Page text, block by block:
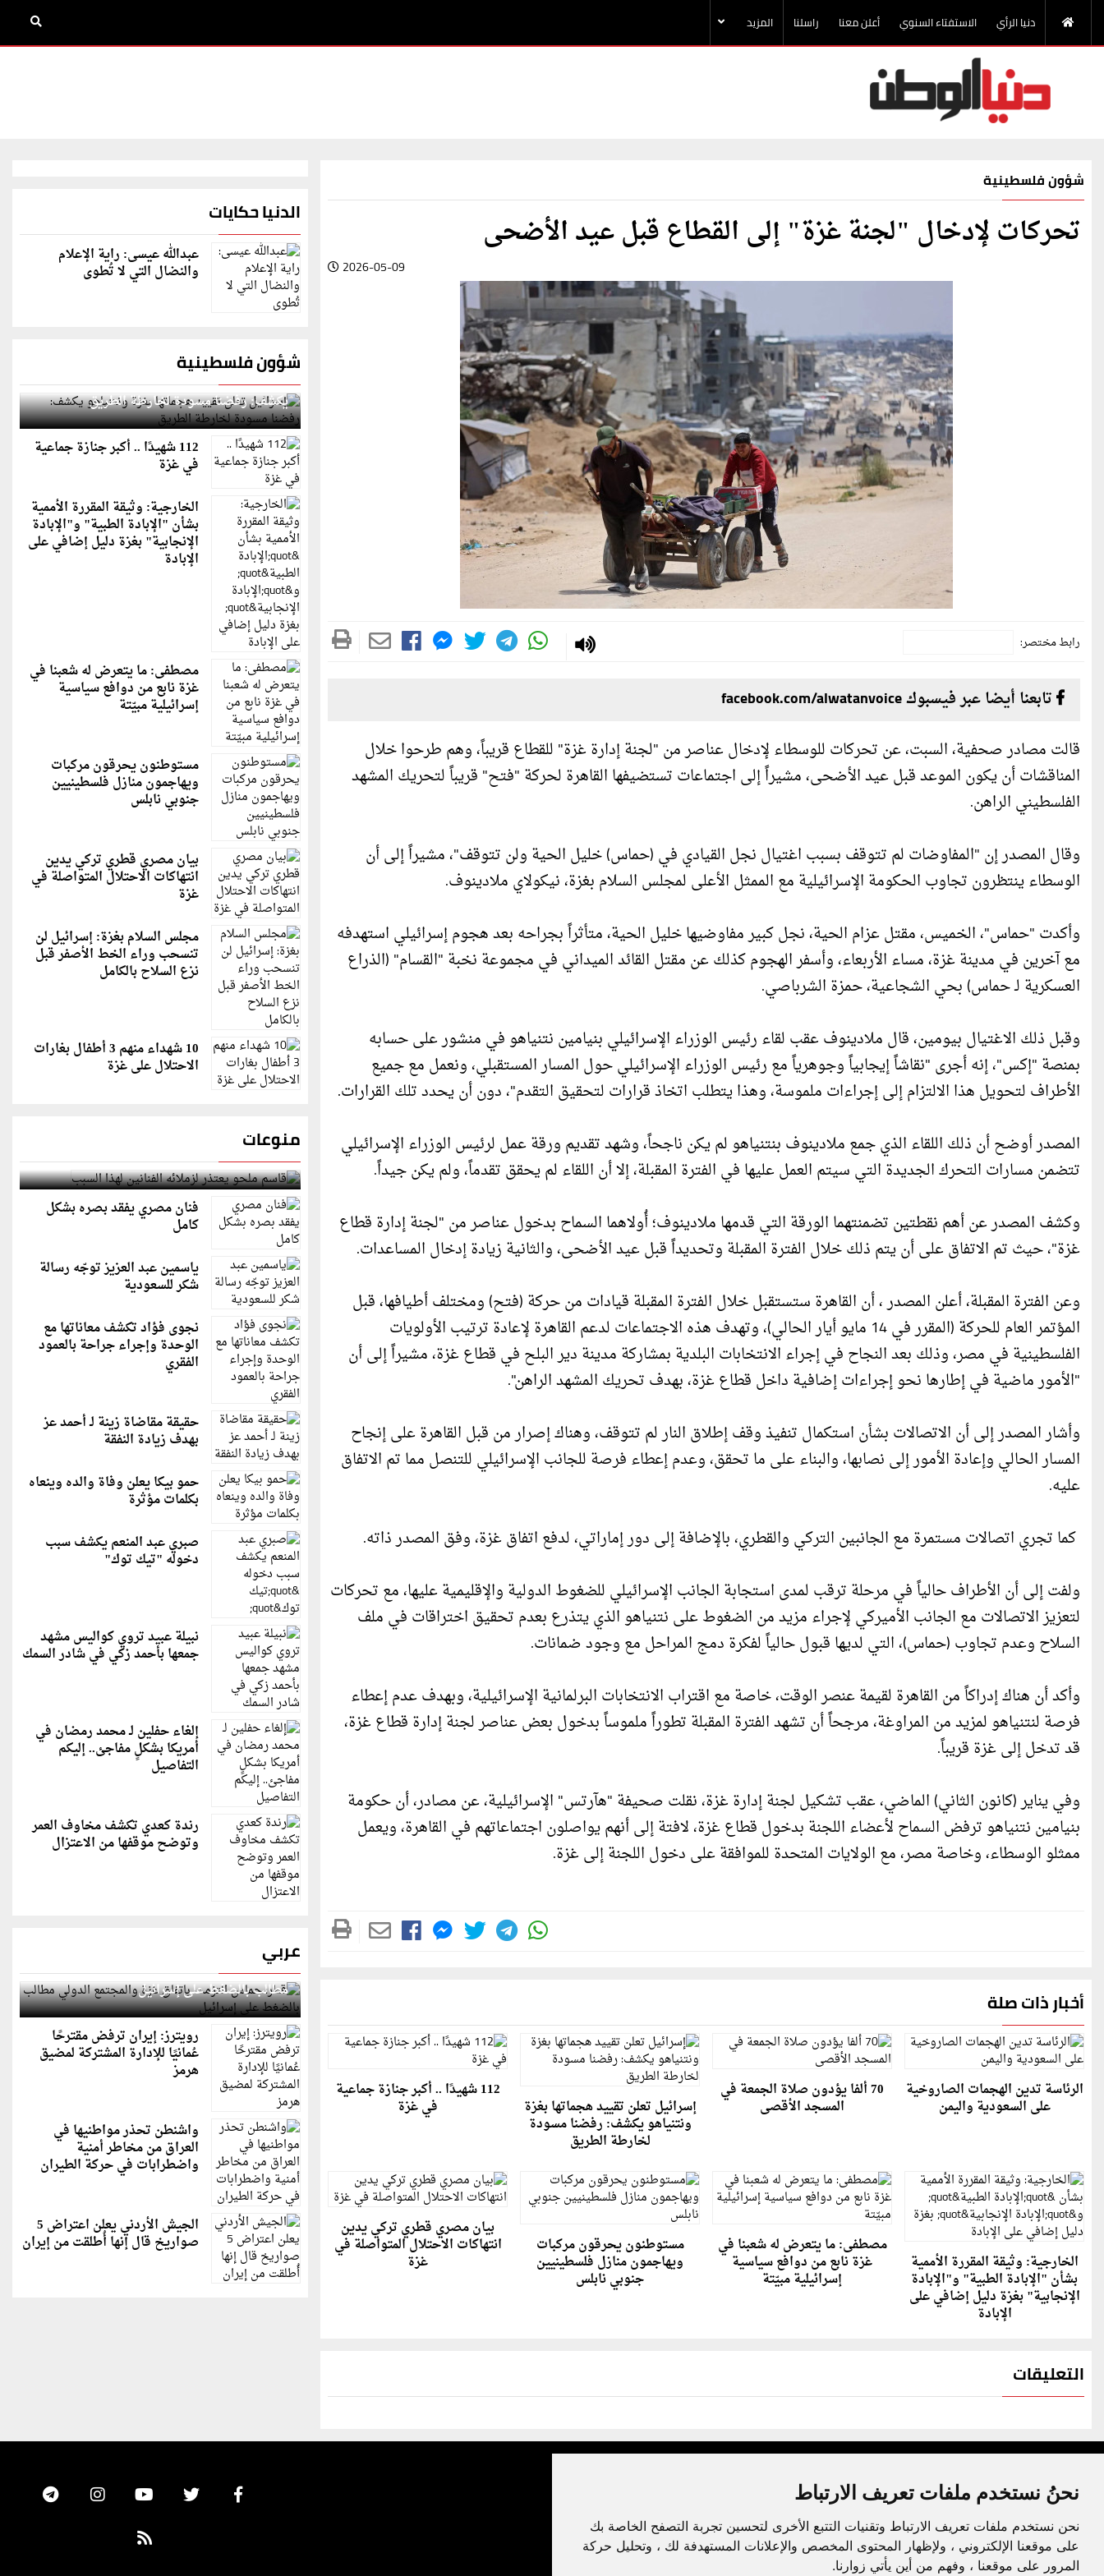
نحنُ نستخدم ملفات تعريف الارتباط
نحن نستخدم ملفات تعريف الارتباط وتقنيات التتبع الأخرى لتحسين تجربة التصفح الخاصة بك
على موقعنا الإلكتروني ، ولإظهار المحتوى المخصص والإعلانات المستهدفة لك ، وتحليل حركة
المرور على موقعنا ، وفهم من أين يأتي زوارنا.
دنيا الرأي الاستفتاء السنوي أعلن معنا راسلنا المزيد
شؤون فلسطينية
تحركات لإدخال "لجنة غزة" إلى القطاع قبل عيد الأضحى
2026-05-09
رابط مختصر:
تابعنا أيضا عبر فيسبوك facebook.com/alwatanvoice
قالت مصادر صحفية، السبت، عن تحركات للوسطاء لإدخال عناصر من "لجنة إدارة غزة" للقطاع قريباً، وهم طرحوا خلال
المناقشات أن يكون الموعد قبل عيد الأضحى، مشيراً إلى اجتماعات تستضيفها القاهرة لحركة "فتح" قريباً لتحريك المشهد
الفلسطيني الراهن.
وقال المصدر إن "المفاوضات لم تتوقف بسبب اغتيال نجل القيادي في (حماس) خليل الحية ولن تتوقف"، مشيراً إلى أن
الوسطاء ينتظرون تجاوب الحكومة الإسرائيلية مع الممثل الأعلى لمجلس السلام بغزة، نيكولاي ملادينوف.
وأكدت "حماس"، الخميس، مقتل عزام الحية، نجل كبير مفاوضيها خليل الحية، متأثراً بجراحه بعد هجوم إسرائيلي استهدفه
مع آخرين في مدينة غزة، مساء الأربعاء، وأسفر الهجوم كذلك عن مقتل القائد الميداني في مجموعة نخبة "القسام" (الذراع
العسكرية لـ حماس) بحي الشجاعية، حمزة الشرباصي.
وقبل ذلك الاغتيال بيومين، قال ملادينوف عقب لقاء رئيس الوزراء الإسرائيلي بنيامين نتنياهو في منشور على حسابه
بمنصة "إكس"، إنه أجرى "نقاشاً إيجابياً وجوهرياً مع رئيس الوزراء الإسرائيلي حول المسار المستقبلي، ونعمل مع جميع
الأطراف لتحويل هذا الالتزام إلى إجراءات ملموسة، وهذا يتطلب اتخاذ قرارات لتحقيق التقدم"، دون أن يحدد تلك القرارات.
المصدر أوضح أن ذلك اللقاء الذي جمع ملادينوف بنتنياهو لم يكن ناجحاً، وشهد تقديم ورقة عمل لرئيس الوزراء الإسرائيلي
تتضمن مسارات التحرك الجديدة التي سيتم العمل عليها في الفترة المقبلة، إلا أن اللقاء لم يحقق تقدماً، ولم يكن جيداً.
وكشف المصدر عن أهم نقطتين تضمنتهما الورقة التي قدمها ملادينوف؛ أُولاهما السماح بدخول عناصر من "لجنة إدارة قطاع
غزة"، حيث تم الاتفاق على أن يتم ذلك خلال الفترة المقبلة وتحديداً قبل عيد الأضحى، والثانية زيادة إدخال المساعدات.
وعن الفترة المقبلة، أعلن المصدر ، أن القاهرة ستستقبل خلال الفترة المقبلة قيادات من حركة (فتح) ومختلف أطيافها، قبل
المؤتمر العام للحركة (المقرر في 14 مايو أيار الحالي)، وتهدف هذه الاجتماعات لدعم القاهرة لإعادة ترتيب الأولويات
الفلسطينية في مصر، وذلك بعد النجاح في إجراء الانتخابات البلدية بمشاركة مدينة دير البلح في قطاع غزة، مشيراً إلى أن
"الأمور ماضية في إطارها نحو إجراءات إضافية داخل قطاع غزة، بهدف تحريك المشهد الراهن".
وأشار المصدر إلى أن الاتصالات بشأن استكمال تنفيذ وقف إطلاق النار لم تتوقف، وهناك إصرار من قبل القاهرة على إنجاح
المسار الحالي وإعادة الأمور إلى نصابها، والبناء على ما تحقق، وعدم إعطاء فرصة للجانب الإسرائيلي للتنصل مما تم الاتفاق
عليه.
كما تجري اتصالات مستمرة مع الجانبين التركي والقطري، بالإضافة إلى دور إماراتي، لدفع اتفاق غزة، وفق المصدر ذاته.
ولفت إلى أن الأطراف حالياً في مرحلة ترقب لمدى استجابة الجانب الإسرائيلي للضغوط الدولية والإقليمية عليها، مع تحركات
لتعزيز الاتصالات مع الجانب الأميركي لإجراء مزيد من الضغوط على نتنياهو الذي يتذرع بعدم تحقيق اختراقات في ملف
السلاح وعدم تجاوب (حماس)، التي لديها قبول حالياً لفكرة دمج المراحل مع وجود ضمانات.
وأكد أن هناك إدراكاً من القاهرة لقيمة عنصر الوقت، خاصة مع اقتراب الانتخابات البرلمانية الإسرائيلية، وبهدف عدم إعطاء
فرصة لنتنياهو لمزيد من المراوغة، مرجحاً أن تشهد الفترة المقبلة تطوراً ملموساً بدخول بعض عناصر لجنة إدارة قطاع غزة،
قد تدخل إلى غزة قريباً.
وفي يناير (كانون الثاني) الماضي، عقب تشكيل لجنة إدارة غزة، نقلت صحيفة "هآرتس" الإسرائيلية، عن مصادر، أن حكومة
بنيامين نتنياهو ترفض السماح لأعضاء اللجنة بدخول قطاع غزة، لافتة إلى أنهم يواصلون اجتماعاتهم في القاهرة، ويعمل
ممثلو الوسطاء، وخاصة مصر، مع الولايات المتحدة للموافقة على دخول اللجنة إلى غزة.
أخبار ذات صلة
الرئاسة تدين الهجمات الصاروخية
على السعودية واليمن
70 ألفا يؤدون صلاة الجمعة في
المسجد الأقصى إسرائيل تعلن تقييد هجماتها بغزة
ونتنياهو يكشف: رفضنا مسودة
لخارطة الطريق
112 شهيدًا .. أكبر جنازة جماعية
في غزة
الخارجية: وثيقة المقررة الأممية
بشأن "الإبادة الطبية" و"الإبادة
الإنجابية" بغزة دليل إضافي على
الإبادة
مصطفى: ما يتعرض له شعبنا في
غزة نابع من دوافع سياسية
إسرائيلية مبيّتة
مستوطنون يحرقون مركبات
ويهاجمون منازل فلسطينيين
جنوبي نابلس
بيان مصري قطري تركي يدين
انتهاكات الاحتلال المتواصلة في
غزة
التعليقات
الدنيا حكايات
عبدالله عيسى: راية الإعلام
والنضال التي لا تُطوى
شؤون فلسطينية
إسرائيل تعلن تقييد هجماتها بغزة ونتنياهو
يكشف: رفضنا مسودة لخارطة الطريق
112 شهيدًا .. أكبر جنازة جماعية
في غزة
الخارجية: وثيقة المقررة الأممية
بشأن "الإبادة الطبية" و"الإبادة
الإنجابية" بغزة دليل إضافي على
الإبادة
مصطفى: ما يتعرض له شعبنا في
غزة نابع من دوافع سياسية
إسرائيلية مبيّتة
مستوطنون يحرقون مركبات
ويهاجمون منازل فلسطينيين
جنوبي نابلس
بيان مصري قطري تركي يدين
انتهاكات الاحتلال المتواصلة في
غزة
مجلس السلام بغزة: إسرائيل لن
تنسحب وراء الخط الأصفر قبل
نزع السلاح بالكامل
10 شهداء منهم 3 أطفال بغارات
الاحتلال على غزة
منوعات
قاسم ملحو يعتذر لزملائه الفنانين لهذا السبب
فنان مصري يفقد بصره بشكل
كامل
ياسمين عبد العزيز توجّه رسالة
شكر للسعودية
نجوى فؤاد تكشف معاناتها مع
الوحدة وإجراء جراحة بالعمود
الفقري
حقيقة مقاضاة زينة لـ أحمد عز
بهدف زيادة النفقة
حمو بيكا يعلن وفاة والده وينعاه
بكلمات مؤثرة
صبري عبد المنعم يكشف سبب
دخوله "تيك توك"
نبيلة عبيد تروي كواليس مشهد
جمعها بأحمد زكي في شادر السمك
إلغاء حفلين لـ محمد رمضان في
أمريكا بشكلٍ مفاجئ.. إليكم
التفاصيل
رندة كعدي تكشف مخاوف العمر
وتوضح موقفها من الاعتزال
عربي
قطر: حماس التزمت باتفاق غزة والمجتمع الدولي
مطالب بالضغط على إسرائيل
رويترز: إيران ترفض مقترحًا
عُمانيًا للإدارة المشتركة لمضيق
هرمز
واشنطن تحذر مواطنيها في
العراق من مخاطر أمنية
واضطرابات في حركة الطيران
الجيش الأردني يعلن اعتراض 5
صواريخ قال إنها أُطلقت من إيران
جميع الحقوق محفوظة لدنيا الوطن © 2003 - 2022